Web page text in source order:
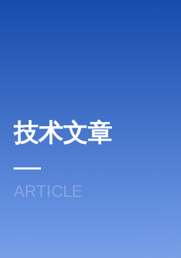
技术文章
ARTICLE